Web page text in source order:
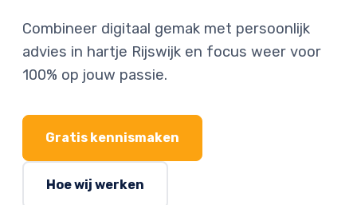
Combineer digitaal gemak met persoonlijk
advies in hartje Rijswijk en focus weer voor
100% op jouw passie.
Gratis kennismaken
Hoe wij werken